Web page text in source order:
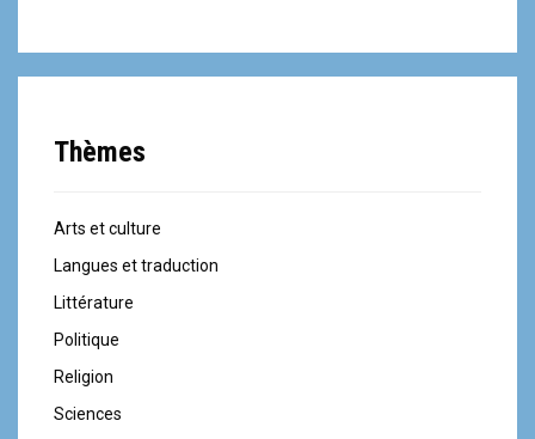
g
o
n
d
e
Thèmes
Arts et culture
Langues et traduction
Littérature
Politique
Religion
Sciences